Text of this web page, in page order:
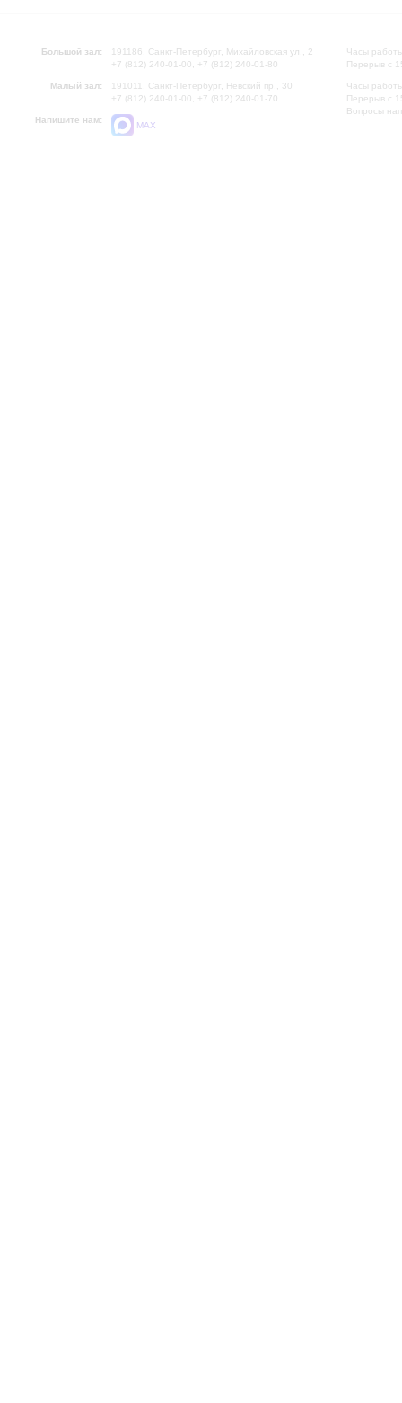
Большой зал:
191186, Санкт-Петербург, Михайловская ул., 2
+7 (812) 240-01-00, +7 (812) 240-01-80
Малый зал:
191011, Санкт-Петербург, Невский пр., 30
+7 (812) 240-01-00, +7 (812) 240-01-70
Напишите нам:
MAX
Часы
Перерыв с
Часы
Перерыв с
Вопросы